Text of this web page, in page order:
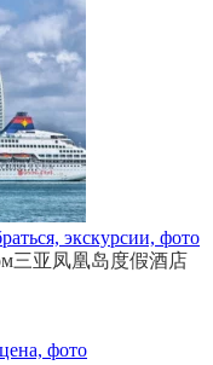
экскурсии, фото
三亚凤凰岛度假酒店
фото